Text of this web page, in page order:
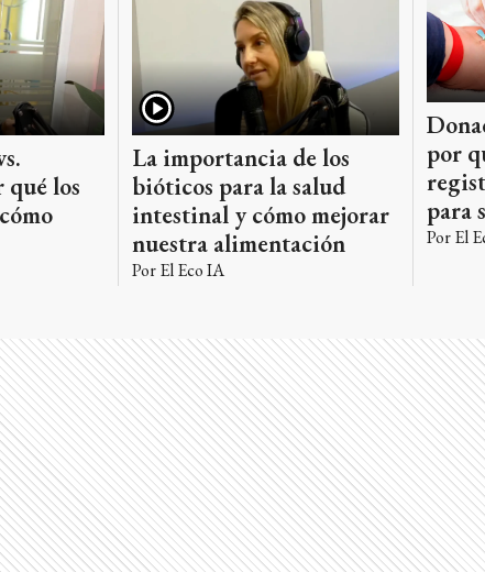
los
La importancia de los
bióticos para la salud
intestinal y cómo mejorar
nuestra alimentación
PorEl Eco IA
por
para
PorEl